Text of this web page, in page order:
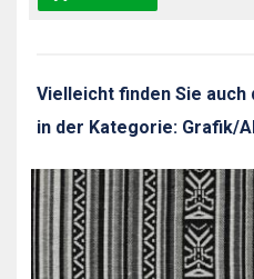
Vielleicht finden Sie
in der Kategorie: Grafik/